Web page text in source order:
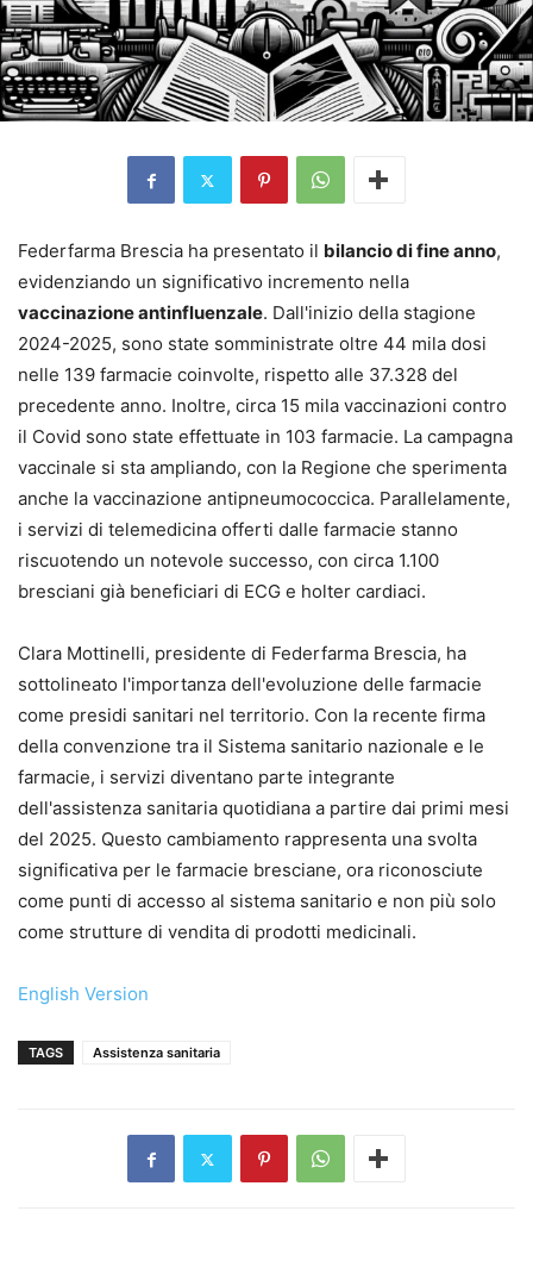
Federfarma Brescia ha presentato il bilancio di fine anno,
evidenziando un significativo incremento nella
vaccinazione antinfluenzale. Dall'inizio della stagione
2024-2025, sono state somministrate oltre 44 mila dosi
nelle 139 farmacie coinvolte, rispetto alle 37.328 del
precedente anno. Inoltre, circa 15 mila vaccinazioni contro
il Covid sono state effettuate in 103 farmacie. La campagna
vaccinale si sta ampliando, con la Regione che sperimenta
anche la vaccinazione antipneumococcica. Parallelamente,
i servizi di telemedicina offerti dalle farmacie stanno
riscuotendo un notevole successo, con circa 1.100
bresciani già beneficiari di ECG e holter cardiaci.
Clara Mottinelli, presidente di Federfarma Brescia, ha
sottolineato l'importanza dell'evoluzione delle farmacie
come presidi sanitari nel territorio. Con la recente firma
della convenzione tra il Sistema sanitario nazionale e le
farmacie, i servizi diventano parte integrante
dell'assistenza sanitaria quotidiana a partire dai primi mesi
del 2025. Questo cambiamento rappresenta una svolta
significativa per le farmacie bresciane, ora riconosciute
come punti di accesso al sistema sanitario e non più solo
come strutture di vendita di prodotti medicinali.
English Version
TAGS Assistenza sanitaria